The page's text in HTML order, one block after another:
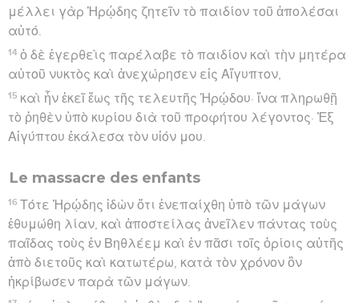
μέλλει γὰρ Ἡρῴδης ζητεῖν τὸ παιδίον τοῦ ἀπολέσαι
αὐτό.
14 ὁ δὲ ἐγερθεὶς παρέλαβε τὸ παιδίον καὶ τὴν μητέρα
αὐτοῦ νυκτὸς καὶ ἀνεχώρησεν εἰς Αἴγυπτον,
15 καὶ ἦν ἐκεῖ ἕως τῆς τελευτῆς Ἡρῴδου· ἵνα πληρωθῇ
τὸ ῥηθὲν ὑπὸ κυρίου διὰ τοῦ προφήτου λέγοντος· Ἐξ
Αἰγύπτου ἐκάλεσα τὸν υἱόν μου.
Le massacre des enfants
16 Τότε Ἡρῴδης ἰδὼν ὅτι ἐνεπαίχθη ὑπὸ τῶν μάγων
ἐθυμώθη λίαν, καὶ ἀποστείλας ἀνεῖλεν πάντας τοὺς
παῖδας τοὺς ἐν Βηθλέεμ καὶ ἐν πᾶσι τοῖς ὁρίοις αὐτῆς
ἀπὸ διετοῦς καὶ κατωτέρω, κατὰ τὸν χρόνον ὃν
ἠκρίβωσεν παρὰ τῶν μάγων.